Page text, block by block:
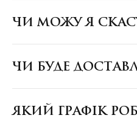
ЧИ МОЖУ Я
ЧИ БУДЕ
ЯКИЙ ГРАФІК